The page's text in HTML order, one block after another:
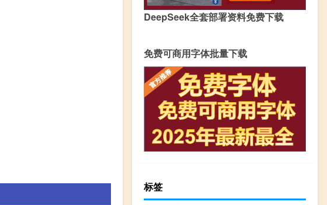
DeepSeek全套部署资料免费下载
免费可商用字体批量下载
标签